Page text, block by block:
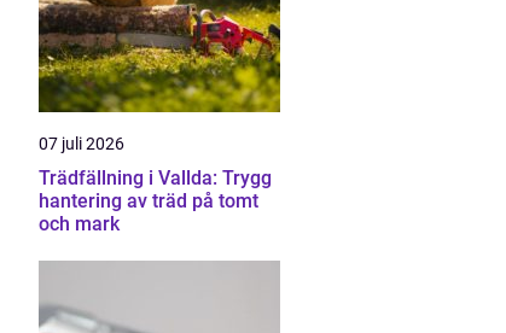
07 juli 2026
Trädfällning i Vallda: Trygg
hantering av träd på tomt
och mark